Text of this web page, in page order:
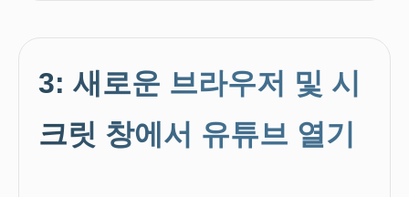
3: 새로운 브라우저 및 시
크릿 창에서 유튜브 열기